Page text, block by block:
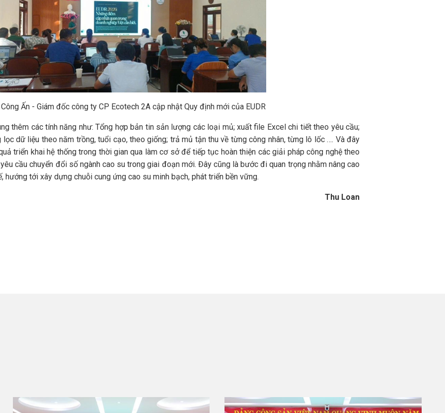
Ấn - Giám đốc công ty CP Ecotech 2A cập nhật Quy định mới của EUDR
thêm các tính năng như: Tổng hợp bản tin sản lượng các loại mủ; xuất file Excel chi tiết theo yêu cầu;
dữ liệu theo năm trồng, tuổi cạo, theo giống; trả mủ tận thu về từng công nhân, từng lô lốc …. Và đây
triển khai hệ thống trong thời gian qua làm cơ sở để tiếp tục hoàn thiện các giải pháp công nghệ theo
cầu chuyển đổi số ngành cao su trong giai đoạn mới. Đây cũng là bước đi quan trọng nhằm nâng cao
hướng tới xây dựng chuỗi cung ứng cao su minh bạch, phát triển bền vững.
Thu Loan